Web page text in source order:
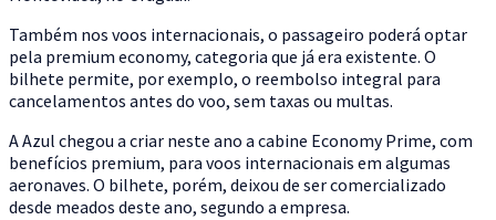
Também nos voos internacionais, o passageiro poderá optar
pela premium economy, categoria que já era existente. O
bilhete permite, por exemplo, o reembolso integral para
cancelamentos antes do voo, sem taxas ou multas.
A Azul chegou a criar neste ano a cabine Economy Prime, com
benefícios premium, para voos internacionais em algumas
aeronaves. O bilhete, porém, deixou de ser comercializado
desde meados deste ano, segundo a empresa.